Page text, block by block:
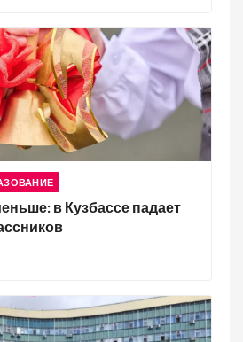
в Кузбассе падает